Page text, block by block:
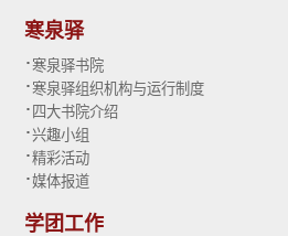
寒泉驿
· 寒泉驿书院
· 寒泉驿组织机构与运行制度
· 四大书院介绍
·兴趣小组
·精彩活动
·媒体报道
学团工作